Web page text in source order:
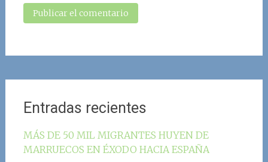
Entradas recientes
MÁS DE 50 MIL MIGRANTES HUYEN DE
MARRUECOS EN ÉXODO HACIA ESPAÑA